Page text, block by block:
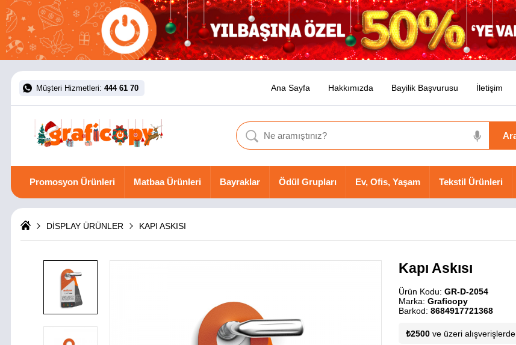
Müşteri Hizmetleri: 444 61 70 Ana Sayfa Hakkımızda Bayilik Başvurusu İletişim
Promosyon Ürünleri Matbaa Ürünleri Bayraklar Ödül Grupları Ev, Ofis, Yaşam Tekstil Ürünleri
DİSPLAY ÜRÜNLER KAPI ASKISI
Kapı Askısı
Ürün Kodu: GR-D-2054
Marka: Graficopy
Barkod: 8684917721368
₺2500 ve üzeri alışverişlerde